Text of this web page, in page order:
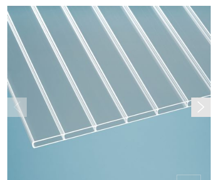
Zum
Ende
der
Bildergalerie
springen